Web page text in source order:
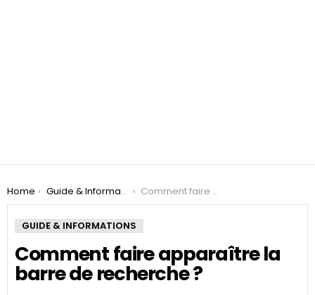
You are here:
Home Guide & Informations Comment faire apparaître la barre de recherche ?
GUIDE & INFORMATIONS
Comment faire apparaître la
barre de recherche ?